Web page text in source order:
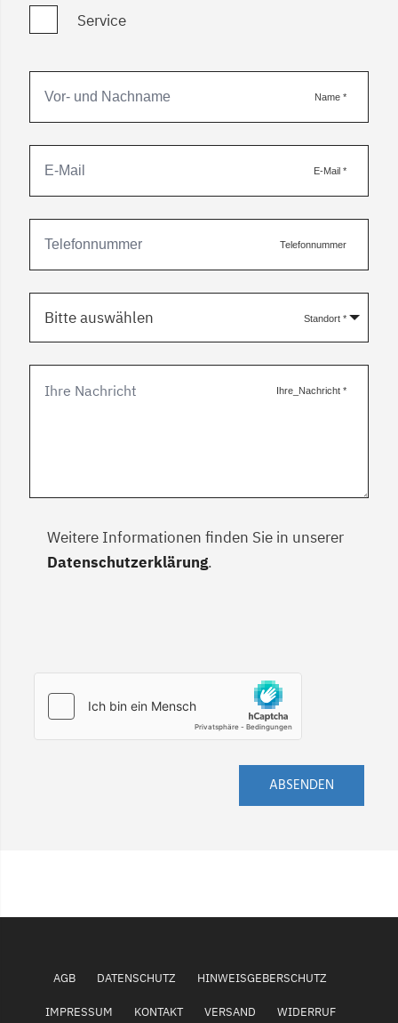
Service
Name *
E-Mail *
Telefonnummer
Standort *
Bitte auswählen
Ihre_Nachricht *
Weitere Informationen finden Sie in unserer
Datenschutzerklärung.
ABSENDEN
AGB DATENSCHUTZ HINWEISGEBERSCHUTZ
IMPRESSUM KONTAKT VERSAND WIDERRUF